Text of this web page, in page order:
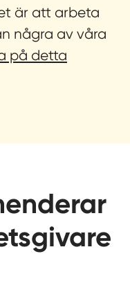
är att arbeta
några av våra
på detta